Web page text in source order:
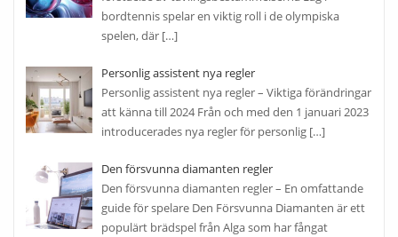
bordtennis spelar en viktig roll i de olympiska
spelen, där […]
Personlig assistent nya regler
Personlig assistent nya regler – Viktiga förändringar
att känna till 2024 Från och med den 1 januari 2023
introducerades nya regler för personlig […]
Den försvunna diamanten regler
Den försvunna diamanten regler – En omfattande
guide för spelare Den Försvunna Diamanten är ett
populärt brädspel från Alga som har fångat